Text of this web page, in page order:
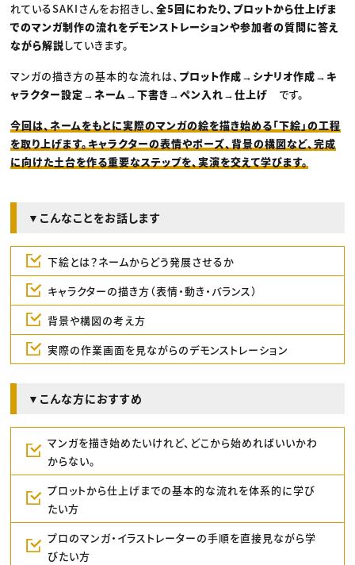
れているSAKIさんをお招きし、全5回にわたり、プロットから仕上げま
でのマンガ制作の流れをデモンストレーションや参加者の質問に答え
ながら解説していきます。
マンガの描き方の基本的な流れは、 プロット作成→シナリオ作成→キ
ャラクター設定→ネーム→下書き→ペン入れ→仕上げ です。
今回は、ネームをもとに実際のマンガの絵を描き始める「下絵」の工程
を取り上げます。キャラクターの表情やポーズ、背景の構図など、完成
に向けた土台を作る重要なステップを、実演を交えて学びます。
▼こんなことをお話します
下絵とは？ネームからどう発展させるか
キャラクターの描き方（表情・動き・バランス）
背景や構図の考え方
実際の作業画面を見ながらのデモンストレーション
▼こんな方におすすめ
マンガを描き始めたいけれど、どこから始めればいいかわ
からない。
プロットから仕上げまでの基本的な流れを体系的に学び
たい方
プロのマンガ・イラストレーターの手順を直接見ながら学
びたい方